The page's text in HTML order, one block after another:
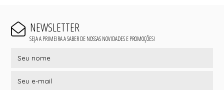
NEWSLETTER
SEJA A PRIMEIRA A SABER DE NOSSAS NOVIDADES E PROMOÇÕES!